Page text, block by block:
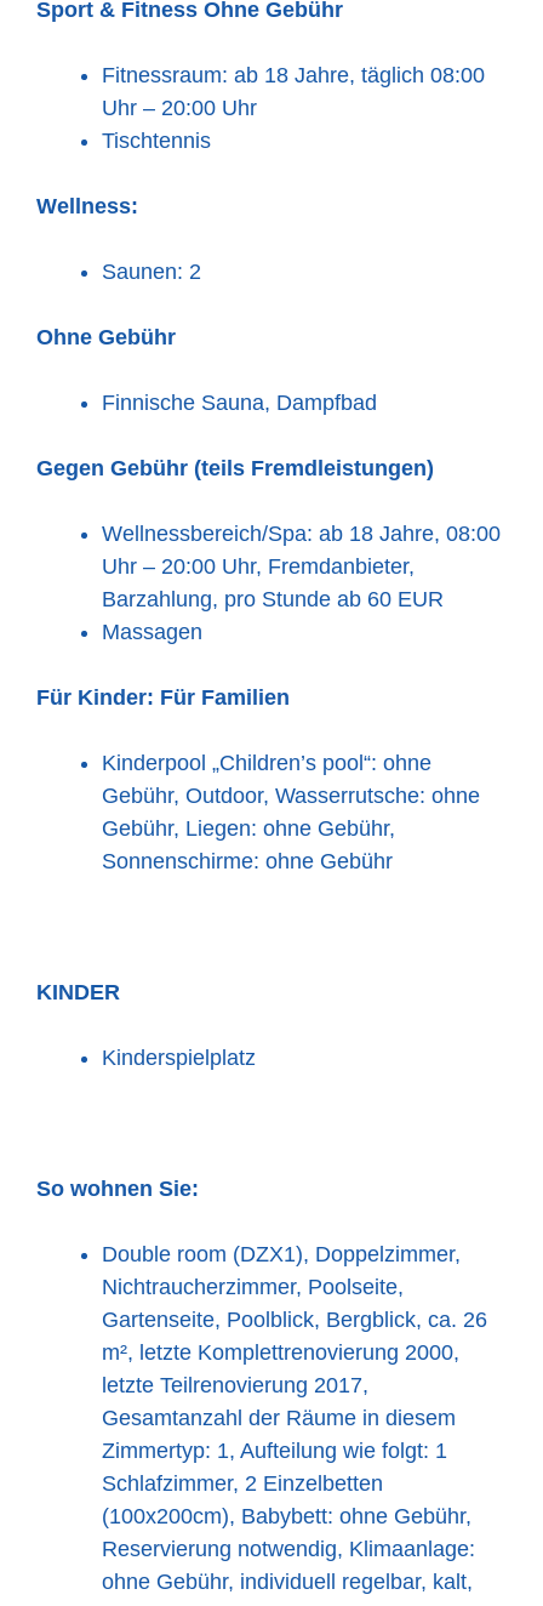
Sport & Fitness Ohne Gebühr
Fitnessraum: ab 18 Jahre, täglich 08:00
Uhr – 20:00 Uhr
Tischtennis
Wellness:
Saunen: 2
Ohne Gebühr
Finnische Sauna, Dampfbad
Gegen Gebühr (teils Fremdleistungen)
Wellnessbereich/Spa: ab 18 Jahre, 08:00
Uhr – 20:00 Uhr, Fremdanbieter,
Barzahlung, pro Stunde ab 60 EUR
Massagen
Für Kinder: Für Familien
Kinderpool „Children’s pool“: ohne
Gebühr, Outdoor, Wasserrutsche: ohne
Gebühr, Liegen: ohne Gebühr,
Sonnenschirme: ohne Gebühr
KINDER
Kinderspielplatz
So wohnen Sie:
Double room (DZX1), Doppelzimmer,
Nichtraucherzimmer, Poolseite,
Gartenseite, Poolblick, Bergblick, ca. 26
m², letzte Komplettrenovierung 2000,
letzte Teilrenovierung 2017,
Gesamtanzahl der Räume in diesem
Zimmertyp: 1, Aufteilung wie folgt: 1
Schlafzimmer, 2 Einzelbetten
(100x200cm), Babybett: ohne Gebühr,
Reservierung notwendig, Klimaanlage:
ohne Gebühr, individuell regelbar, kalt,